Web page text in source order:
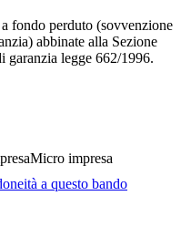
fondo perduto (sovvenzione
abbinate alla Sezione
garanzia legge 662/1996.
Micro impresa
a questo bando